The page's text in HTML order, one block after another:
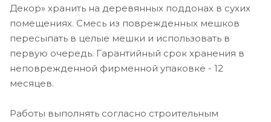
Декор» хранить на деревянных поддонах в сухих
помещениях. Смесь из поврежденных мешков
пересыпать в целые мешки и использовать в
первую очередь. Гарантийный срок хранения в
неповрежденной фирменной упаковке - 12
месяцев.
Работы выполнять согласно строительным